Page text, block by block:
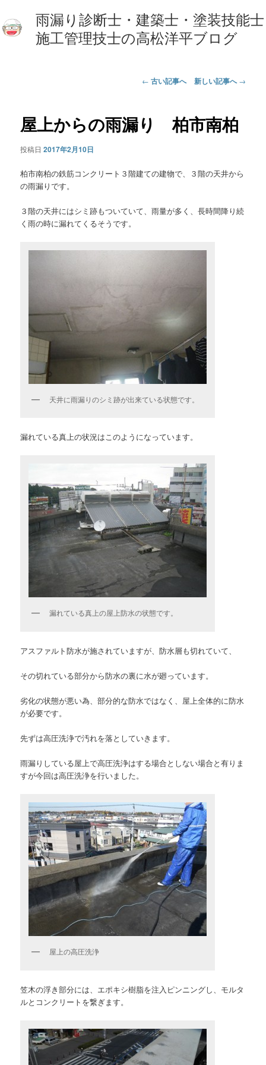
雨漏り診断士・建築士・塗装技能士
施工管理技士の高松洋平ブログ
投
ビ
ゲ
ン
← 古い記事へ 新しい記事へ→
屋上からの雨漏り 柏市南柏
投稿日2017年2月10日
柏市南柏の鉄筋コンクリート３階建ての建物で、３階の天井から
の雨漏りです。
３階の天井にはシミ跡もついていて、雨量が多く、長時間降り続
く雨の時に漏れてくるそうです。
天井に雨漏りのシミ跡が出来ている状態です。
漏れている真上の状況はこのようになっています。
漏れている真上の屋上防水の状態です。
アスファルト防水が施されていますが、防水層も切れていて、
その切れている部分から防水の裏に水が廻っています。
劣化の状態が悪い為、部分的な防水ではなく、屋上全体的に防水
が必要です。
先ずは高圧洗浄で汚れを落としていきます。
雨漏りしている屋上で高圧洗浄はする場合としない場合と有りま
すが今回は高圧洗浄を行いました。
屋上の高圧洗浄
笠木の浮き部分には、エポキシ樹脂を注入ピンニングし、モルタ
ルとコンクリートを繋ぎます。